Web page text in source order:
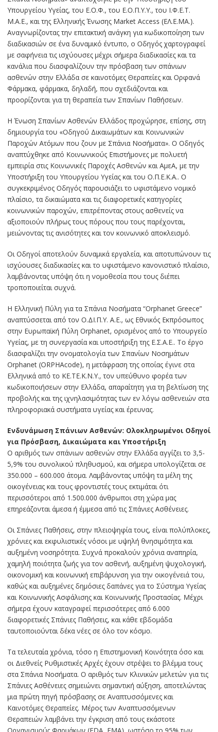
Υπουργείου Υγείας, του Ε.Ο.Φ., του Ε.Ο.Π.Υ.Υ., του Ι.Φ.Ε.Τ.
Μ.Α.Ε., και της Ελληνικής Ένωσης Market Access (ΕΛ.Ε.ΜΑ.).
Αναγνωρίζοντας την επιτακτική ανάγκη για κωδικοποίηση των
διαδικασιών σε ένα δυναμικό έντυπο, ο Οδηγός χαρτογραφεί
με σαφήνεια τις ισχύουσες μέχρι σήμερα διαδικασίες και τα
κανάλια που διασφαλίζουν την πρόσβαση των σπάνιων
ασθενών στην Ελλάδα σε καινοτόμες Θεραπείες και Ορφανά
Φάρμακα, φάρμακα, δηλαδή, που σχεδιάζονται και
προορίζονται για τη θεραπεία των Σπανίων Παθήσεων.
Η Ένωση Σπανίων Ασθενών Ελλάδος προχώρησε, επίσης, στη
δημιουργία του «Οδηγού Δικαιωμάτων και Κοινωνικών
Παροχών Ατόμων που ζουν με Σπάνια Νοσήματα». Ο Οδηγός
αναπτύχθηκε από Κοινωνικούς Επιστήμονες με πολυετή
εμπειρία στις Κοινωνικές Παροχές Ασθενών και ΑμεΑ, με την
Υποστήριξη του Υπουργείου Υγείας και του Ο.Π.Ε.Κ.Α.. Ο
συγκεκριμένος Οδηγός παρουσιάζει το υφιστάμενο νομικό
πλαίσιο, τα δικαιώματα και τις διαφορετικές κατηγορίες
κοινωνικών παροχών, επιτρέποντας στους ασθενείς να
αξιοποιούν πλήρως τους πόρους που τους παρέχονται,
μειώνοντας τις ανισότητες και τον κοινωνικό αποκλεισμό.
Οι Οδηγοί αποτελούν δυναμικά εργαλεία, και αποτυπώνουν τις
ισχύουσες διαδικασίες και το υφιστάμενο κανονιστικό πλαίσιο,
λαμβάνοντας υπόψη ότι η νομοθεσία που τους διέπει
τροποποιείται συχνά.
Η Ελληνική Πύλη για τα Σπάνια Νοσήματα “Orphanet Greece”
αναπτύσσεται από τον Ο.ΔΙ.Π.Υ. A.E., ως Εθνικός Εκπρόσωπος
στην Ευρωπαϊκή Πύλη Orphanet, ορισμένος από το Υπουργείο
Υγείας, με τη συνεργασία και υποστήριξη της Ε.Σ.Α.Ε.. Το έργο
διασφαλίζει την ονοματολογία των Σπανίων Νοσημάτων
Orphanet (ORPHAcode), η μετάφραση της οποίας έγινε στα
Ελληνικά από το ΚΕ.ΤΕ.Κ.Ν.Υ., τον υπεύθυνο φορέα των
κωδικοποιήσεων στην Ελλάδα, απαραίτητη για τη βελτίωση της
προβολής και της ιχνηλασιμότητας των εν λόγω ασθενειών στα
πληροφοριακά συστήματα υγείας και έρευνας.
Ενδυνάμωση Σπάνιων Ασθενών: Ολοκληρωμένοι Οδηγοί
για Πρόσβαση, Δικαιώματα και Υποστήριξη
Ο αριθμός των σπάνιων ασθενών στην Ελλάδα αγγίζει το 3,5-
5,9% του συνολικού πληθυσμού, και σήμερα υπολογίζεται σε
350.000 – 600.000 άτομα. Λαμβάνοντας υπόψη τα μέλη της
οικογένειας και τους φροντιστές τους εκτιμάται ότι
περισσότεροι από 1.500.000 άνθρωποι στη χώρα μας
επηρεάζονται άμεσα ή έμμεσα από τις Σπάνιες Ασθένειες.
Οι Σπάνιες Παθήσεις, στην πλειοψηφία τους, είναι πολύπλοκες,
χρόνιες και εκφυλιστικές νόσοι με υψηλή θνησιμότητα και
αυξημένη νοσηρότητα. Συχνά προκαλούν χρόνια αναπηρία,
χαμηλή ποιότητα ζωής για τον ασθενή, αυξημένη ψυχολογική,
οικονομική και κοινωνική επιβάρυνση για την οικογένειά του,
καθώς και αυξημένες δημόσιες δαπάνες για το Σύστημα Υγείας
και Κοινωνικής Ασφάλισης και Κοινωνικής Προστασίας. Μέχρι
σήμερα έχουν καταγραφεί περισσότερες από 6.000
διαφορετικές Σπάνιες Παθήσεις, και κάθε εβδομάδα
ταυτοποιούνται δέκα νέες σε όλο τον κόσμο.
Τα τελευταία χρόνια, τόσο η Επιστημονική Κοινότητα όσο και
οι Διεθνείς Ρυθμιστικές Αρχές έχουν στρέψει το βλέμμα τους
στα Σπάνια Νοσήματα. Ο αριθμός των Κλινικών μελετών για τις
Σπάνιες Ασθένειες σημειώνει σημαντική αύξηση, αποτελώντας
μια πρώτη πηγή πρόσβασης σε Αναπτυσσόμενες και
Καινοτόμες Θεραπείες. Μέρος των Αναπτυσσόμενων
Θεραπειών λαμβάνει την έγκριση από τους εκάστοτε